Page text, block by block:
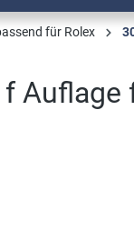
für Rolex
Auflage